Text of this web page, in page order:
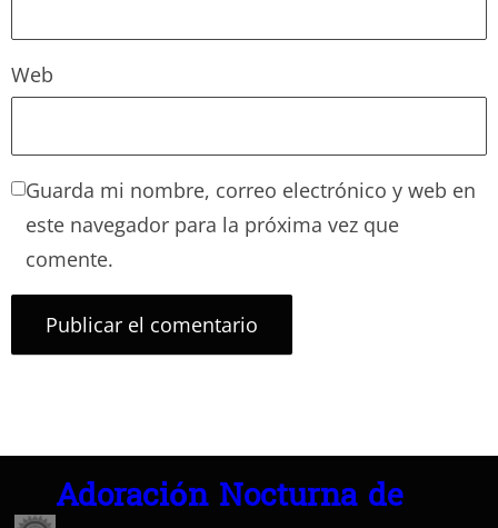
Web
Guarda mi nombre, correo electrónico y web en
este navegador para la próxima vez que
comente.
Adoración Nocturna de